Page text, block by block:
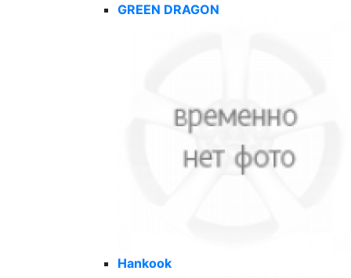
GREEN DRAGON
Hankook